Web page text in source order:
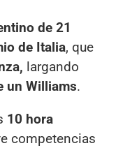
de 21
de Italia, que
largando
un Williams.
10 hora
competencias